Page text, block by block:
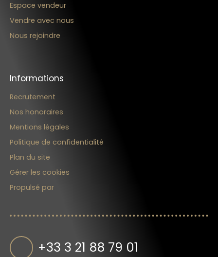
Espace vendeur
Vendre avec nous
Nous rejoindre
Informations
Recrutement
Nos honoraires
Mentions légales
Politique de confidentialité
Plan du site
Gérer les cookies
Propulsé par
+33 3 21 88 79 01